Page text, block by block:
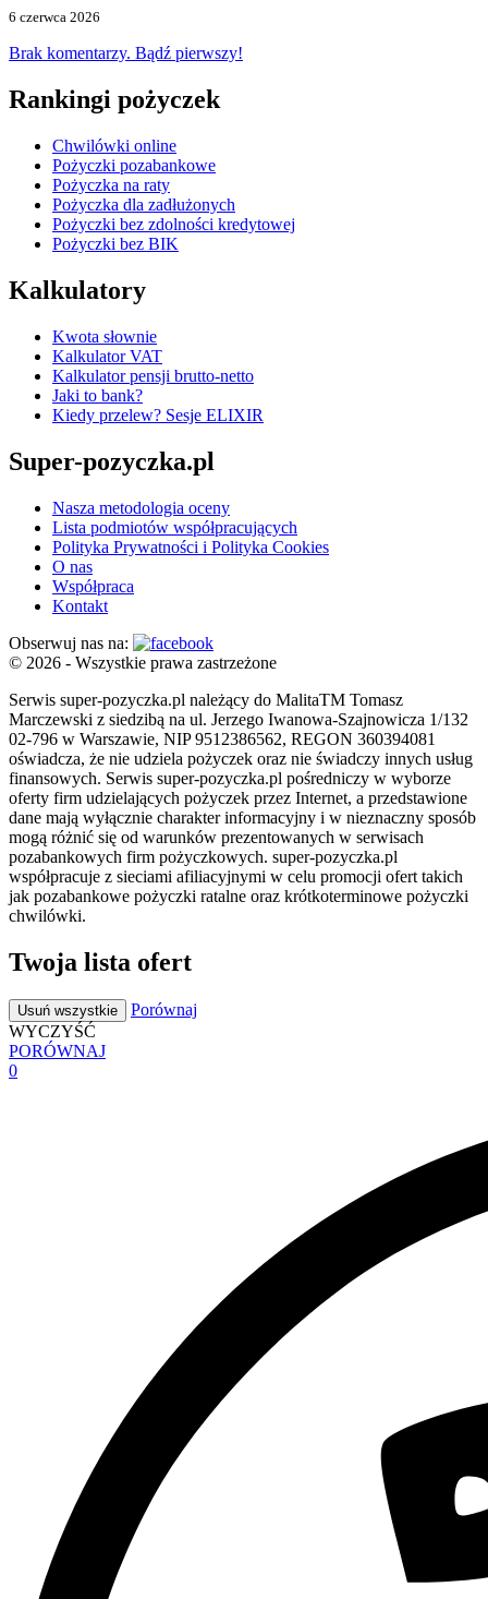
6 czerwca 2026
Brak komentarzy. Bądź pierwszy!
Rankingi pożyczek
Chwilówki online
Pożyczki pozabankowe
Pożyczka na raty
Pożyczka dla zadłużonych
Pożyczki bez zdolności kredytowej
Pożyczki bez BIK
Kalkulatory
Kwota słownie
Kalkulator VAT
Kalkulator pensji brutto-netto
Jaki to bank?
Kiedy przelew? Sesje ELIXIR
Super-pozyczka.pl
Nasza metodologia oceny
Lista podmiotów współpracujących
Polityka Prywatności i Polityka Cookies
O nas
Współpraca
Kontakt
Obserwuj nas na:
© 2026 - Wszystkie prawa zastrzeżone
Serwis super-pozyczka.pl należący do MalitaTM Tomasz
Marczewski z siedzibą na ul. Jerzego Iwanowa-Szajnowicza 1/132
02-796 w Warszawie, NIP 9512386562, REGON 360394081
oświadcza, że nie udziela pożyczek oraz nie świadczy innych usług
finansowych. Serwis super-pozyczka.pl pośredniczy w wyborze
oferty firm udzielających pożyczek przez Internet, a przedstawione
dane mają wyłącznie charakter informacyjny i w nieznaczny sposób
mogą różnić się od warunków prezentowanych w serwisach
pozabankowych firm pożyczkowych. super-pozyczka.pl
współpracuje z sieciami afiliacyjnymi w celu promocji ofert takich
jak pozabankowe pożyczki ratalne oraz krótkoterminowe pożyczki
chwilówki.
Twoja lista ofert
Usuń wszystkie
Porównaj
WYCZYŚĆ
PORÓWNAJ
0